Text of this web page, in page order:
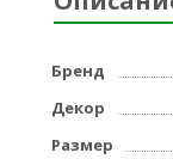
Бренд
Декор
Размер